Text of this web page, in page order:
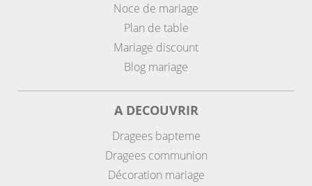
Noce de mariage
Plan de table
Mariage discount
Blog mariage
A DECOUVRIR
Dragees bapteme
Dragees communion
Décoration mariage